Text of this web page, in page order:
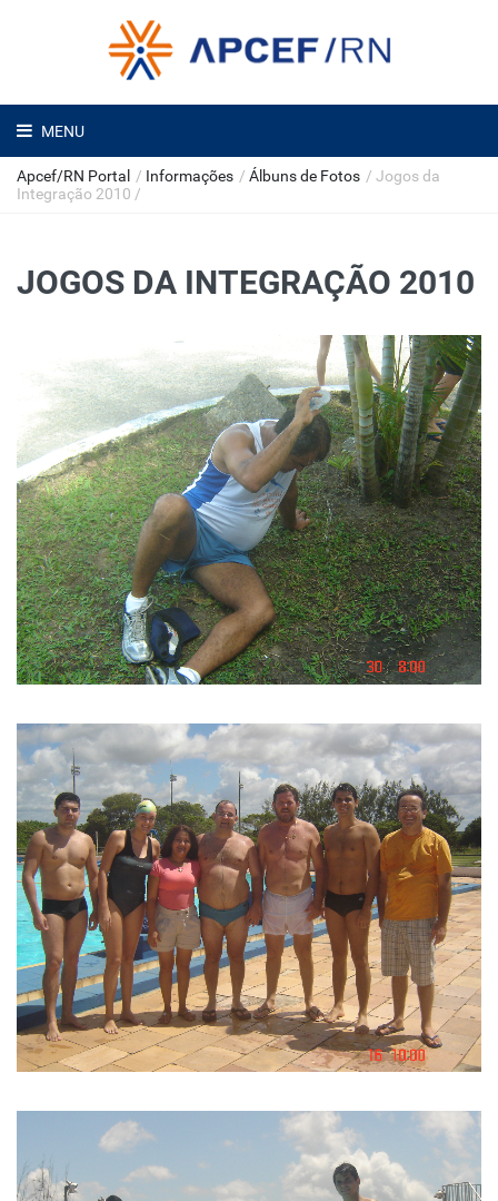
MENU
Apcef/RN Portal / Informações / Álbuns de Fotos / Jogos da
Integração 2010 /
JOGOS DA INTEGRAÇÃO 2010